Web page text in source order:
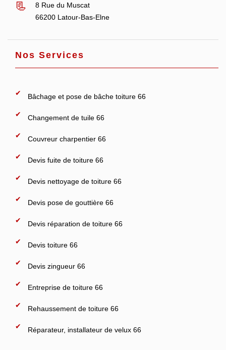
8 Rue du Muscat
66200 Latour-Bas-Elne
Nos Services
Bâchage et pose de bâche toiture 66
Changement de tuile 66
Couvreur charpentier 66
Devis fuite de toiture 66
Devis nettoyage de toiture 66
Devis pose de gouttière 66
Devis réparation de toiture 66
Devis toiture 66
Devis zingueur 66
Entreprise de toiture 66
Rehaussement de toiture 66
Réparateur, installateur de velux 66